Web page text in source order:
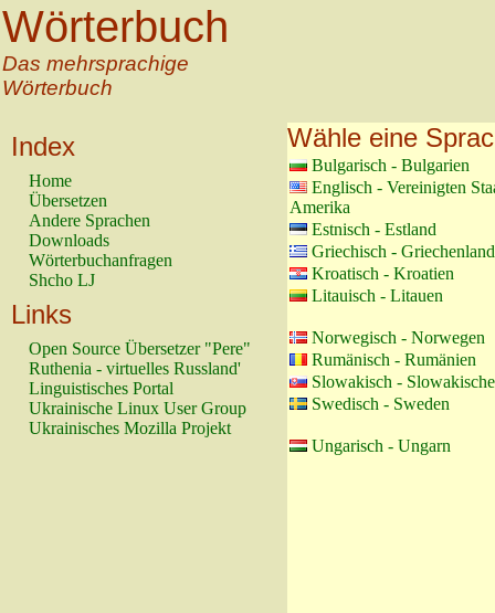
Wörterbuch
Das mehrsprachige
Wörterbuch
Index
Home
Übersetzen
Andere Sprachen
Downloads
Wörterbuchanfragen
Shcho LJ
Links
Open Source Übersetzer "Pere"
Ruthenia - virtuelles Russland'
Linguistisches Portal
Ukrainische Linux User Group
Ukrainisches Mozilla Projekt
Wähle eine
Bulgarisch - Bulgarien
Englisch - Vereinigten
Amerika
Estnisch - Estland
Griechisch - Griechenland
Kroatisch - Kroatien
Litauisch - Litauen
Norwegisch - Norwegen
Rumänisch - Rumänien
Slowakisch -
Swedisch - Sweden
Ungarisch - Ungarn